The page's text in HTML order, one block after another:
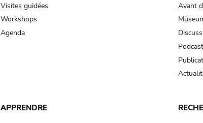
Visites guidées
Workshops
Agenda
Avant
APPRENDRE